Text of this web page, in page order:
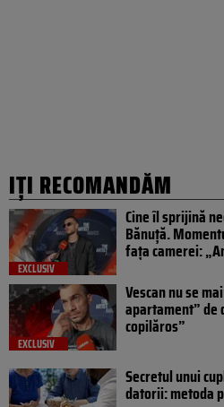
IȚI RECOMANDĂM
EXCLUSIV
Cine îl sprijină
Bănuță.
fața camerei:
EXCLUSIV
Vescan nu se
apartament” de
copilăros”
Secretul unui
datorii: metoda